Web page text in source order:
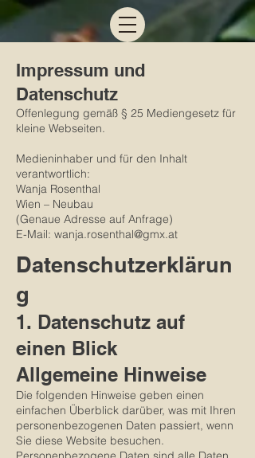
Impressum und
Datenschutz
Offenlegung gemäß § 25 Mediengesetz für
kleine Webseiten.
Medieninhaber und für den Inhalt
verantwortlich:
Wanja Rosenthal
Wien – Neubau
(Genaue Adresse auf Anfrage)
E-Mail: wanja.rosenthal@gmx.at
Datenschutzerklärun
g
1. Datenschutz auf
einen Blick
Allgemeine Hinweise
Die folgenden Hinweise geben einen
einfachen Überblick darüber, was mit Ihren
personenbezogenen Daten passiert, wenn
Sie diese Website besuchen.